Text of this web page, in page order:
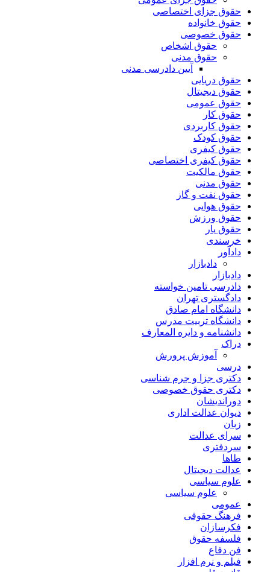
حقوق جزای اختصاصی
حقوق خانواده
حقوق خصوصی
حقوق اشخاص
حقوق مدنی
آیین دادرسی مدنی
حقوق دریایی
حقوق دیجیتال
حقوق عمومی
حقوق کار
حقوق کاربردی
حقوق کودک
حقوق کیفری
حقوق کیفری اختصاصی
حقوق مالکیت
حقوق مدنی
حقوق نفت و گاز
حقوق هوایی
حقوق ورزش
حقوق یار
خرسندی
دادآور
دادبازار
دادبازار
دادرسی تامین خواسته
دادگستری تهران
دانشگاه امام صادق
دانشگاه تربیت مدرس
دانشنامه و دایره المعارف
دراک
آموزش پرورش
درسی
دکتری جزا و جرم شناسی
دکتری حقوق خصوصی
دوراندیشان
دیوان عدالت اداری
زبان
سرای عدالت
سردفتری
طاها
عدالت دیجیتال
علوم سیاسی
علوم سیاسی
عمومی
فرهنگ حقوقی
فکرسازان
فلسفه حقوق
فن دفاع
فیلم و نرم افزار